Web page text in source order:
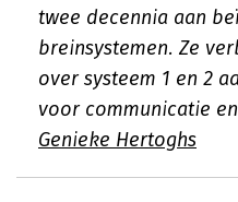
twee decennia aan
breinsystemen. Ze
over systeem 1 en 2
voor communicatie
Genieke Hertoghs